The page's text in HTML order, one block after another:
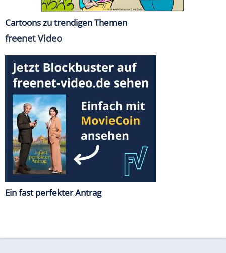
Cartoons zu trendigen Themen
freenet Video
Ein fast perfekter Antrag